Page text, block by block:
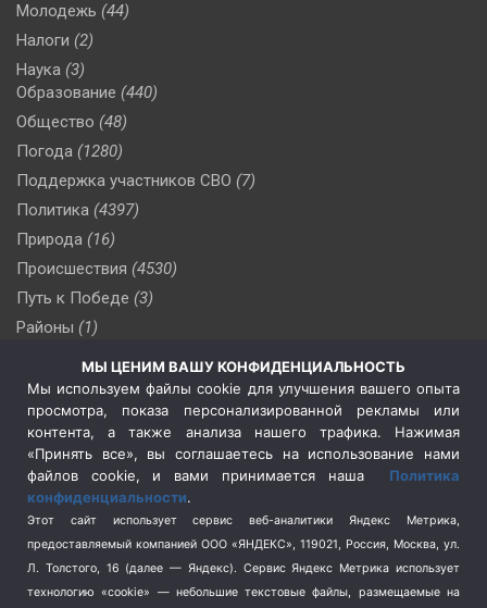
Молодежь (44)
Налоги (2)
Наука (3)
Образование (440)
Общество (48)
Погода (1280)
Поддержка участников СВО (7)
Политика (4397)
Природа (16)
Происшествия (4530)
Путь к Победе (3)
Районы (1)
(510)
Сельское хозяйство (3)
Социальная политика
(3)
Спецоперация в Украине
Спецоперация на Украине
(404)
Спорт (740)
Терроризм (1)
Транспорт (262)
МЫ ЦЕНИМ ВАШУ КОНФИДЕНЦИАЛЬНОСТЬ
Мы используем файлы cookie для улучшения вашего опыта
просмотра, показа персонализированной рекламы или
контента, а также анализа нашего трафика. Нажимая
«Принять все», вы соглашаетесь на использование нами
файлов cookie, и вами принимается наша Политика
конфиденциальности.
Этот сайт использует сервис веб-аналитики Яндекс Метрика,
предоставляемый компанией ООО «ЯНДЕКС», 119021, Россия, Москва, ул.
Л. Толстого, 16 (далее — Яндекс). Сервис Яндекс Метрика использует
технологию «cookie» — небольшие текстовые файлы, размещаемые на